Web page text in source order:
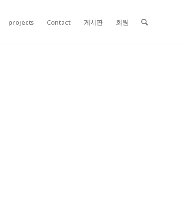
projects Contact 게시판 회원